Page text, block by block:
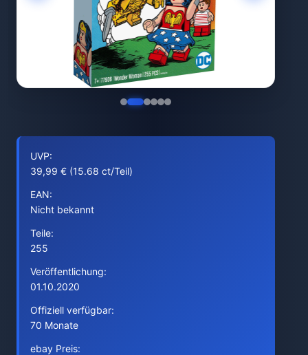
UVP:
39,99 € (15.68 ct/Teil)
EAN:
Nicht bekannt
Teile:
255
Veröffentlichung:
01.10.2020
Offiziell verfügbar:
70 Monate
ebay Preis: